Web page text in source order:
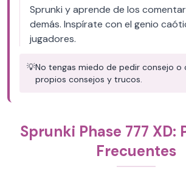
Sprunki y aprende de los
demás. Inspírate con el genio
jugadores.
💡No tengas miedo de pedir consejo o
propios consejos y trucos.
Sprunki Phase 777 XD:
Frecuentes